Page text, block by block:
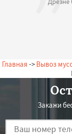
Главная -> Вывоз
Закажи